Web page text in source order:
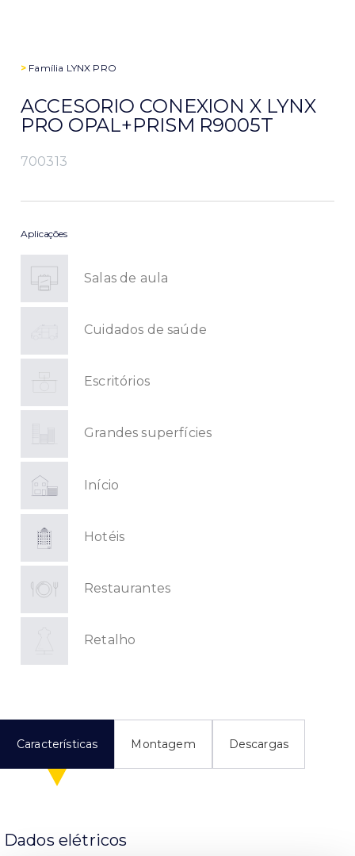
> Família LYNX PRO
ACCESORIO CONEXION X LYNX
PRO OPAL+PRISM R9005T
700313
Aplicações
Salas de aula
Cuidados de saúde
Escritórios
Grandes superfícies
Início
Hotéis
Restaurantes
Retalho
Características Montagem Descargas
Dados elétricos